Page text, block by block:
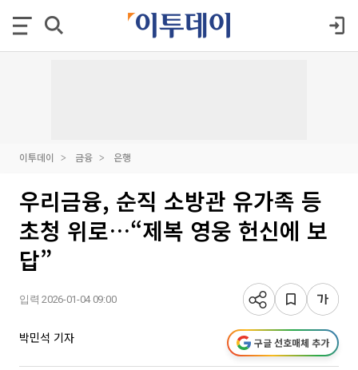
이투데이 금융 은행
우리금융, 순직 소방관 유가족 등
초청 위로…“제복 영웅 헌신에 보
답”
입력 2026-01-04 09:00
박민석 기자 구글 선호매체 추가